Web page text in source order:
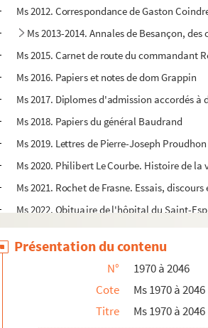
Ms 2012. Correspondance de Gaston
Ms 2013-2014. Annales de Besançon,
Ms 2015. Carnet de route du commandant
Ms 2016. Papiers et notes de dom Grappin
Ms 2017. Diplomes d'admission accordés
Ms 2018. Papiers du général Baudrand
Ms 2019. Lettres de Pierre-Joseph
Ms 2020. Philibert Le Courbe. Histoire de
Ms 2021. Rochet de Frasne. Essais,
Ms 2022. Obituaire de l'hôpital du Saint-
Ms 2023. Documents sur Etienne Armenier.
Ms 2024. Georges Blondeau. Guy
Ms 2025-2026. Notes et copies réunies
Ms 2027. Notes et copies de Léonce
Ms 2028. Léonce Pingaud. Notes extraites
Présentation du contenu
N°
1970 à 2046
Cote
Ms 1970 à 2046
Titre
Ms 1970 à 2046